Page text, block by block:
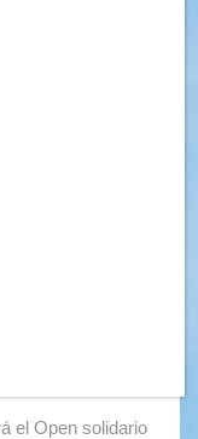
el Open solidario